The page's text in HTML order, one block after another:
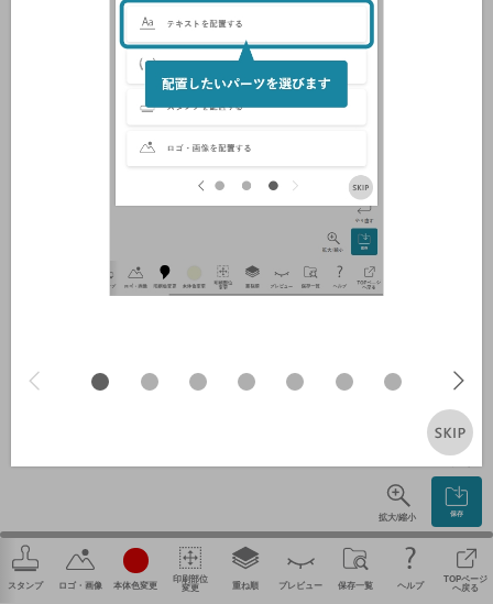
保存
拡大/縮小
スタンプ ロゴ・画像 本体色変更
印刷部位
変更 重ね順 プレビュー 保存一覧 ヘルプ
TOPページ
へ戻る